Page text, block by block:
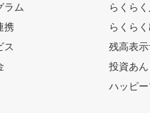
ラム
携
ス
らくら
らくら
残高表
投資あ
ハッピ